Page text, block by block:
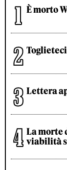
È morto
Lettera
La morte
viabilità